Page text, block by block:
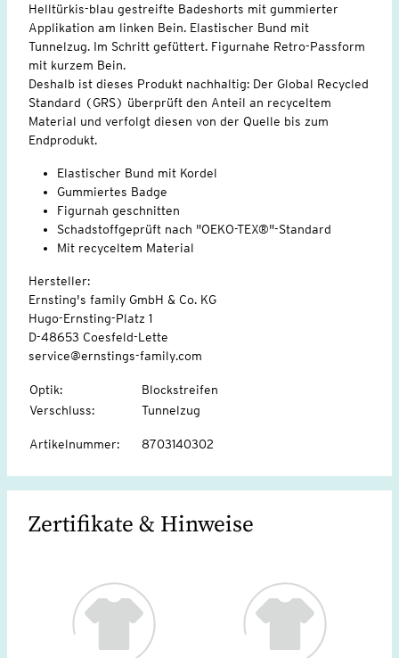
Helltürkis-blau gestreifte Badeshorts mit gummierter
Applikation am linken Bein. Elastischer Bund mit
Tunnelzug. Im Schritt gefüttert. Figurnahe Retro-Passform
mit kurzem Bein.
Deshalb ist dieses Produkt nachhaltig: Der Global Recycled
Standard (GRS) überprüft den Anteil an recyceltem
Material und verfolgt diesen von der Quelle bis zum
Endprodukt.
Elastischer Bund mit Kordel
Gummiertes Badge
Figurnah geschnitten
Schadstoffgeprüft nach "OEKO-TEX®"-Standard
Mit recyceltem Material
Hersteller:
Ernsting's family GmbH & Co. KG
Hugo-Ernsting-Platz 1
D-48653 Coesfeld-Lette
service@ernstings-family.com
Optik:
Blockstreifen
Verschluss: Tunnelzug
Artikelnummer: 8703140302
Zertifikate & Hinweise